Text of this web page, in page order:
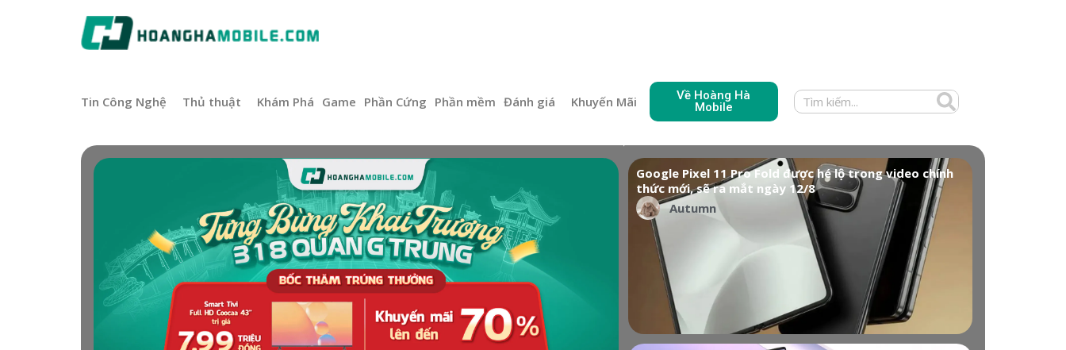
Tin Công Nghệ Thủ thuật Khám Phá Game Phần Cứng Phần mềm Đánh giá Khuyến Mãi
Về Hoàng Hà
Mobile
Google Pixel 11 Pro Fold được hé lộ trong video chính
thức mới, sẽ ra mắt ngày 12/8
Autumn